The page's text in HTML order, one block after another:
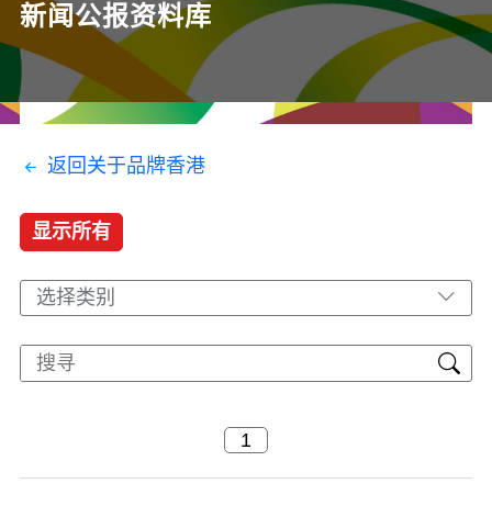
新闻公报资料库
返回关于品牌香港
显示所有
选择类别